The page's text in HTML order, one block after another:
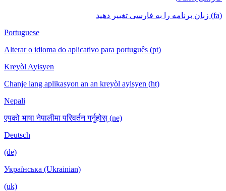
(fa) زبان برنامه را به فارسی تغییر دهید
Portuguese
Alterar o idioma do aplicativo para português (pt)
Kreyòl Ayisyen
Chanje lang aplikasyon an an kreyòl ayisyen (ht)
Nepali
एपको भाषा नेपालीमा परिवर्तन गर्नुहोस् (ne)
Deutsch
(de)
Українська (Ukrainian)
(uk)